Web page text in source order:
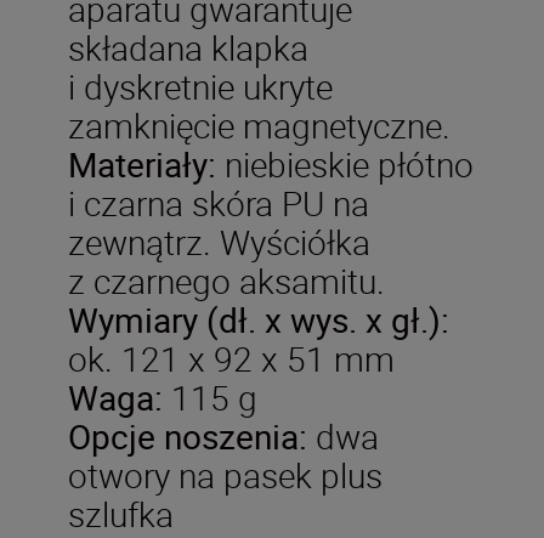
składana klapka
i dyskretnie ukryte
zamknięcie magnetyczne.
Materiały: niebieskie płótno
i czarna skóra PU na
zewnątrz. Wyściółka
z czarnego aksamitu.
Wymiary (dł. x wys. x gł.):
ok. 121 x 92 x 51 mm
Waga: 115 g
Opcje noszenia: dwa
otwory na pasek plus
szlufka